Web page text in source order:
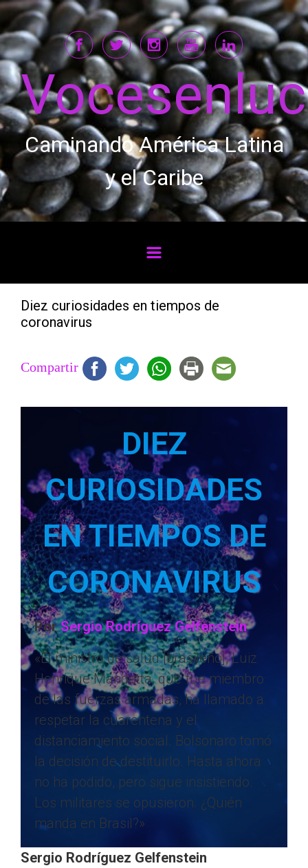
Saltar al contenido principal
Caminando América Latina
y el Caribe
Diez curiosidades en tiempos de
coronavirus
Compartir
DIEZ
CURIOSIDADES
EN TIEMPOS DE
CORONAVIRUS
PorSergio Rodríguez Gelfenstein
«El ministro de salud [brasileño], Luiz
Henrique Mandetta, que fue miembro
de las fuerzas armadas, ha llamado a
respetar la cuarentena y el
distanciamiento social. Bolsonaro tomó
la decisión de destituirlo. Hasta ahora
no ha podido, pero sigue insistiendo.
Los militares se opusieron. ¿Quién
manda en Brasil?»
Sergio Rodríguez Gelfenstein